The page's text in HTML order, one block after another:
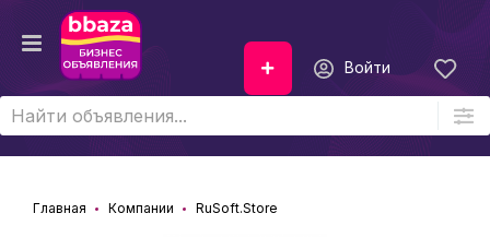
Войти
Главная Компании RuSoft.Store